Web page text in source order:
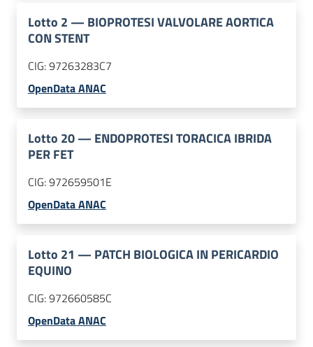
Lotto 2 — BIOPROTESI VALVOLARE AORTICA
CON STENT
CIG:97263283C7
OpenData ANAC
Lotto 20— ENDOPROTESI TORACICA IBRIDA
PER FET
CIG:972659501E
OpenData ANAC
Lotto 21 — PATCH BIOLOGICA IN PERICARDIO
EQUINO
CIG:972660585C
OpenData ANAC